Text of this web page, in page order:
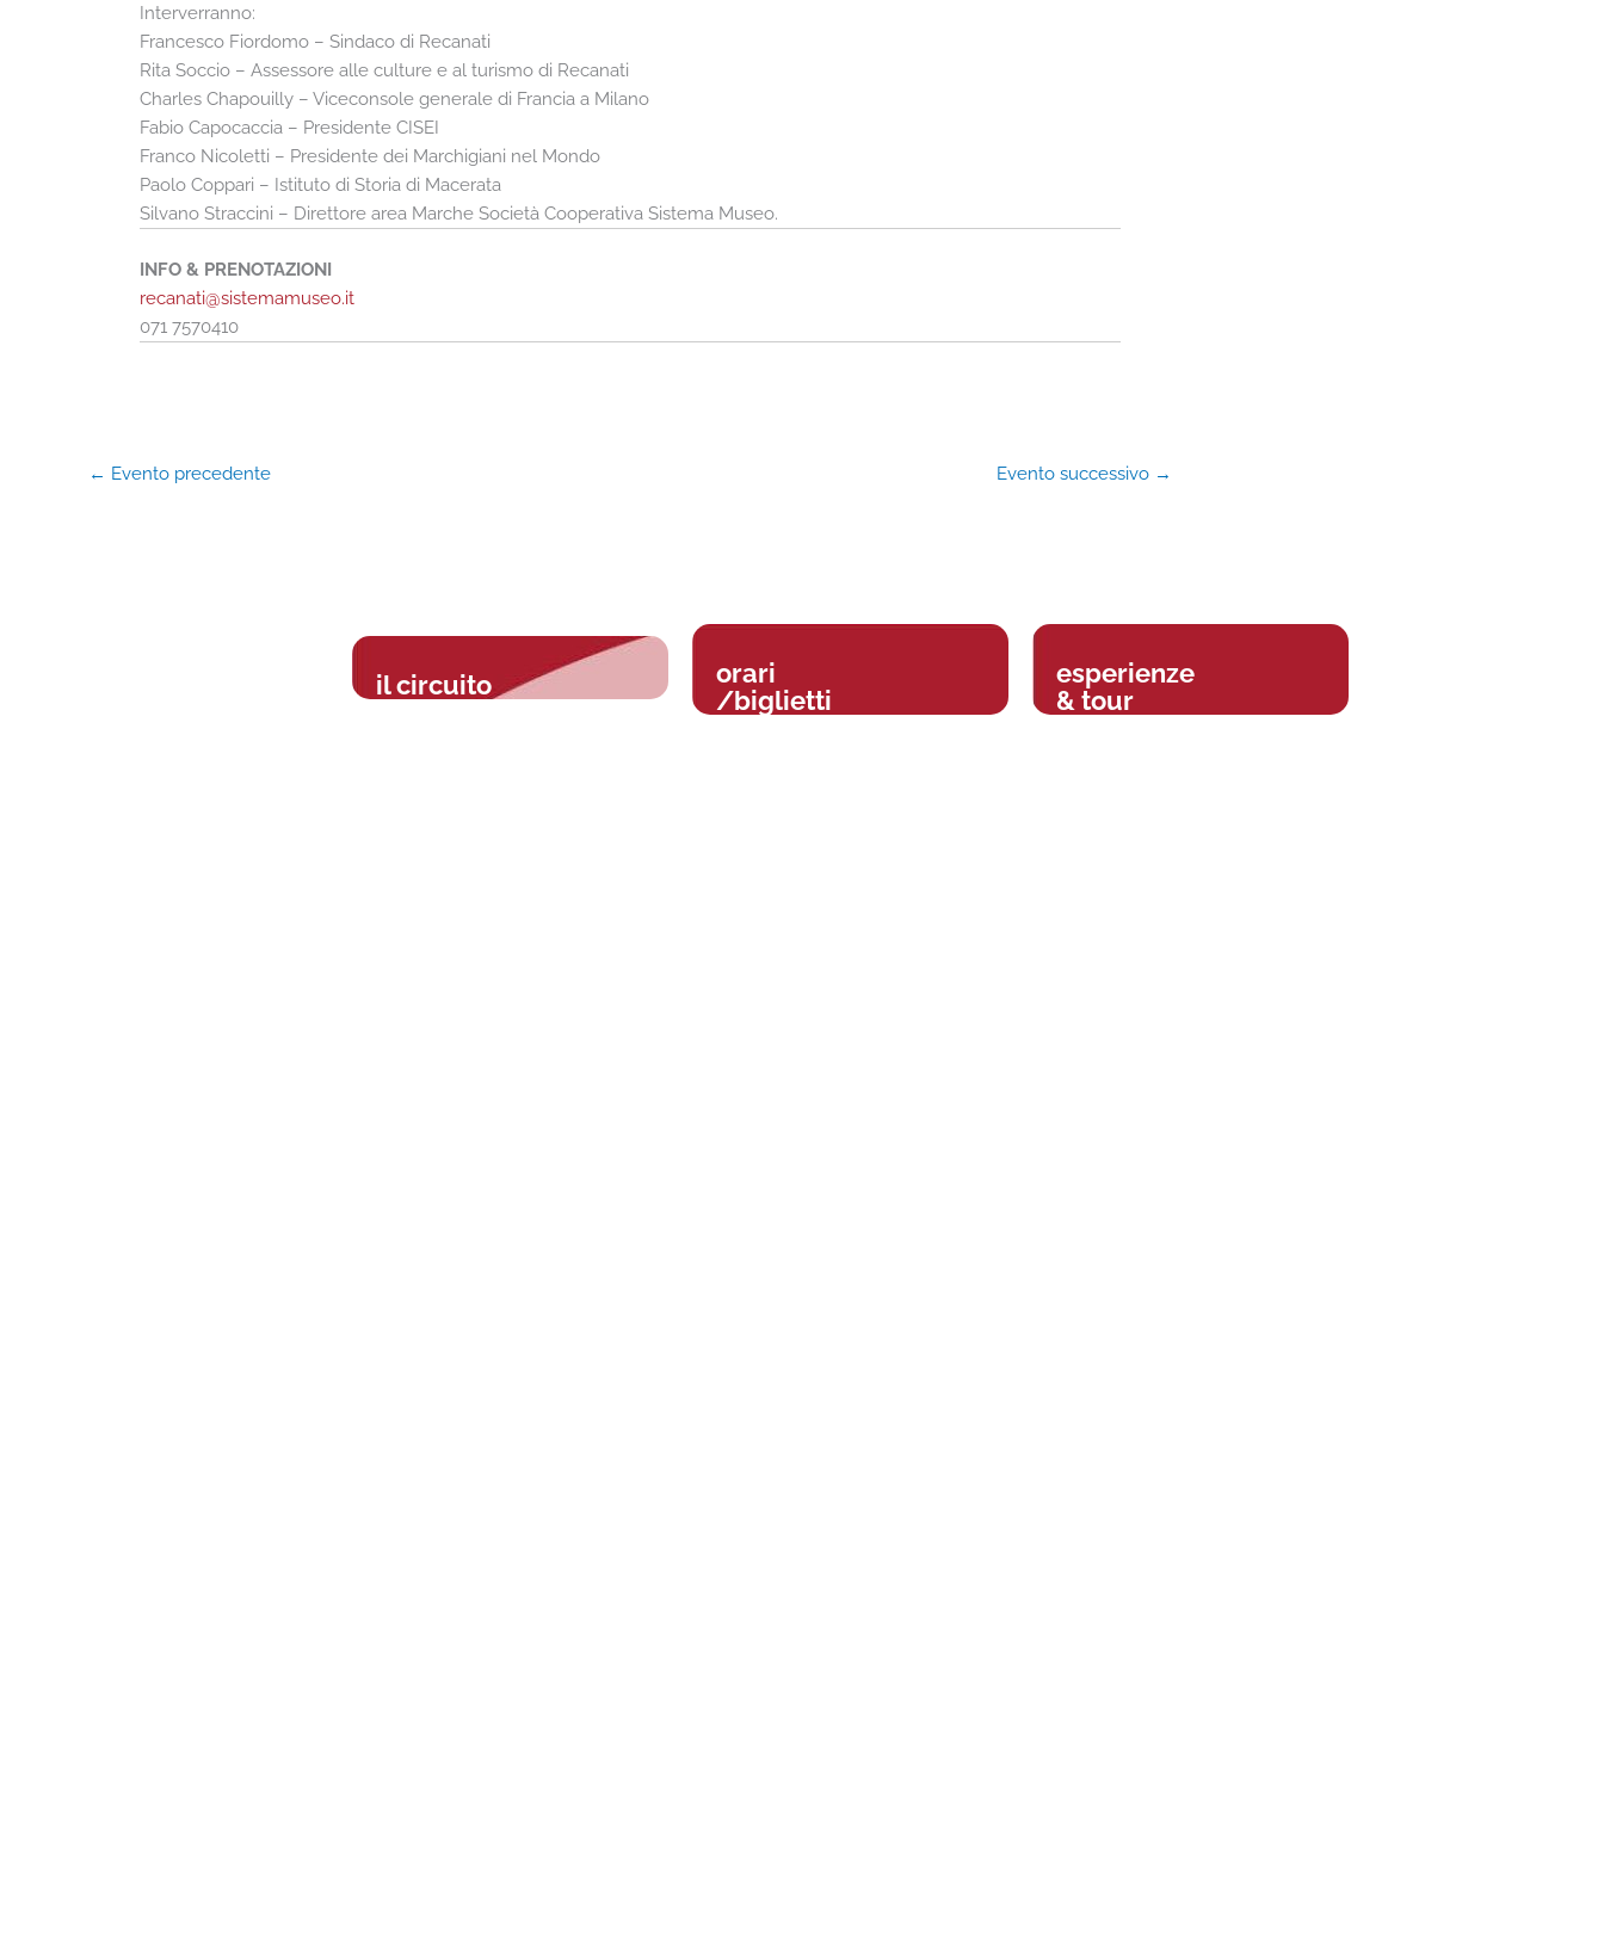
Interverranno:
Francesco Fiordomo – Sindaco di Recanati
Rita Soccio – Assessore alle culture e al turismo di Recanati
Charles Chapouilly – Viceconsole generale di Francia a Milano
Fabio Capocaccia – Presidente CISEI
Franco Nicoletti – Presidente dei Marchigiani nel Mondo
Paolo Coppari – Istituto di Storia di Macerata
Silvano Straccini – Direttore area Marche Società Cooperativa Sistema Museo.
INFO & PRENOTAZIONI
recanati@sistemamuseo.it
071 7570410
← Evento precedente Evento successivo →
il circuito
orari
/biglietti
esperienze
& tour